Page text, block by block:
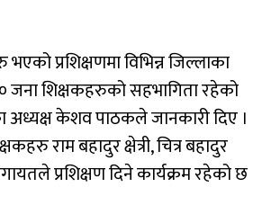
प्रशिक्षणमा विभिन्न जिल्लाका
जना शिक्षकहरुको सहभागिता रहेको
अध्यक्ष केशव पाठकले जानकारी दिए ।
राम बहादुर क्षेत्री, चित्र बहादुर
प्रशिक्षण दिने कार्यक्रम रहेको छ